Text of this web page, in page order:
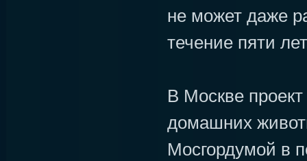
не может даже
течение пяти
В Москве
домашних
Мосгордумой в